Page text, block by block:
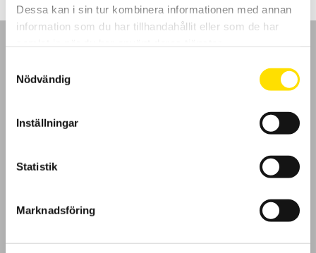
Dessa kan i sin tur kombinera informationen med annan
information som du har tillhandahållit eller som de har
Nödvändig
Inställningar
Statistik
Marknadsföring
Kundundersökning